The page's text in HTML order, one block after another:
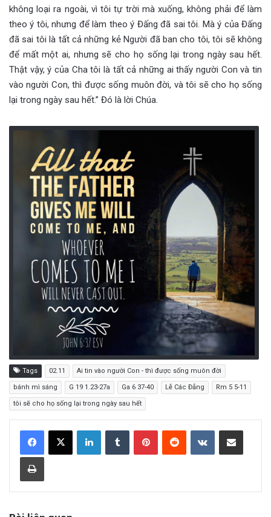
không loại ra ngoài, vì tôi tự trời mà xuống, không phải để làm
theo ý tôi, nhưng để làm theo ý Đấng đã sai tôi. Mà ý của Đấng
đã sai tôi là tất cả những kẻ Người đã ban cho tôi, tôi sẽ không
để mất một ai, nhưng sẽ cho họ sống lại trong ngày sau hết.
Thật vậy, ý của Cha tôi là tất cả những ai thấy người Con và tin
vào người Con, thì được sống muôn đời, và tôi sẽ cho họ sống
lại trong ngày sau hết.” Đó là lời Chúa.
Tags 02.11 Ai tin vào người Con - thì được sống muôn đời
bánh mì sáng G 19 1.23-27a Ga 6 37-40 Lễ Các Đẳng Rm 5 5-11
tôi sẽ cho họ sống lại trong ngày sau hết